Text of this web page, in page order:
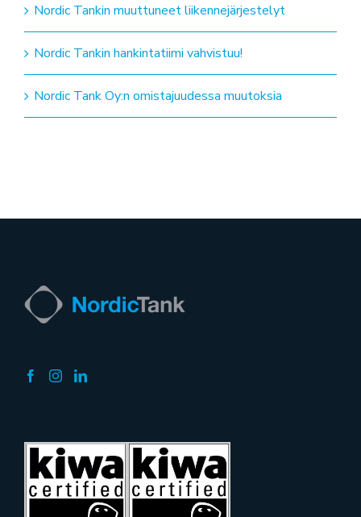
Nordic Tankin muuttuneet liikennejärjestelyt
Nordic Tankin hankintatiimi vahvistuu!
Nordic Tank Oy:n omistajuudessa muutoksia